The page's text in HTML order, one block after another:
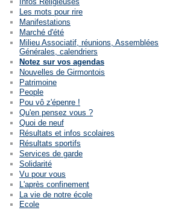
Les mots pour rire
Manifestations
Marché d'été
Milieu Associatif, réunions, Assemblées
Générales, calendriers
Notez sur vos agendas
Nouvelles de Girmontois
Patrimoine
People
Pou vô z'épenre !
Qu'en pensez vous ?
Quoi de neuf
Résultats et infos scolaires
Résultats sportifs
Services de garde
Solidarité
Vu pour vous
L'après confinement
La vie de notre école
Ecole